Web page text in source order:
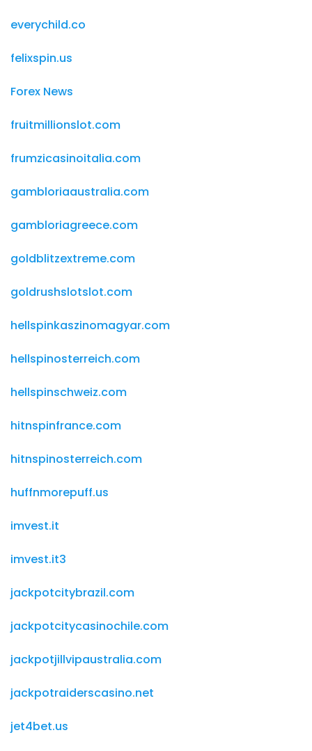
everychild.co
felixspin.us
Forex News
fruitmillionslot.com
frumzicasinoitalia.com
gambloriaaustralia.com
gambloriagreece.com
goldblitzextreme.com
goldrushslotslot.com
hellspinkaszinomagyar.com
hellspinosterreich.com
hellspinschweiz.com
hitnspinfrance.com
hitnspinosterreich.com
huffnmorepuff.us
imvest.it
imvest.it3
jackpotcitybrazil.com
jackpotcitycasinochile.com
jackpotjillvipaustralia.com
jackpotraiderscasino.net
jet4bet.us